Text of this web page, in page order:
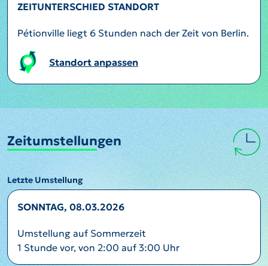
ZEITUNTERSCHIED STANDORT
Pétionville liegt 6 Stunden nach der Zeit von Berlin.
Standort anpassen
Zeitumstellungen
Letzte Umstellung
SONNTAG, 08.03.2026
Umstellung auf Sommerzeit
1 Stunde vor, von 2:00 auf 3:00 Uhr